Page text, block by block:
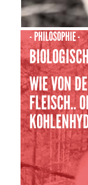
- PHILOSOPHIE -
WIE VON
FLEISCH..